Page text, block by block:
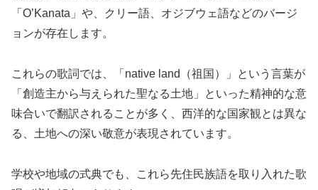
「O’Kanata」や、クリー語、オジブウェ語などのバージ
ョンが存在します。
これらの歌詞では、「native land（祖国）」という言葉が
「創造主から与えられた聖なる土地」といった精神的な意
味合いで翻訳されることが多く、西洋的な国家観とは異な
る、土地への深い敬意が表現されています。
学校や地域の式典でも、これら先住民族語を取り入れた歌